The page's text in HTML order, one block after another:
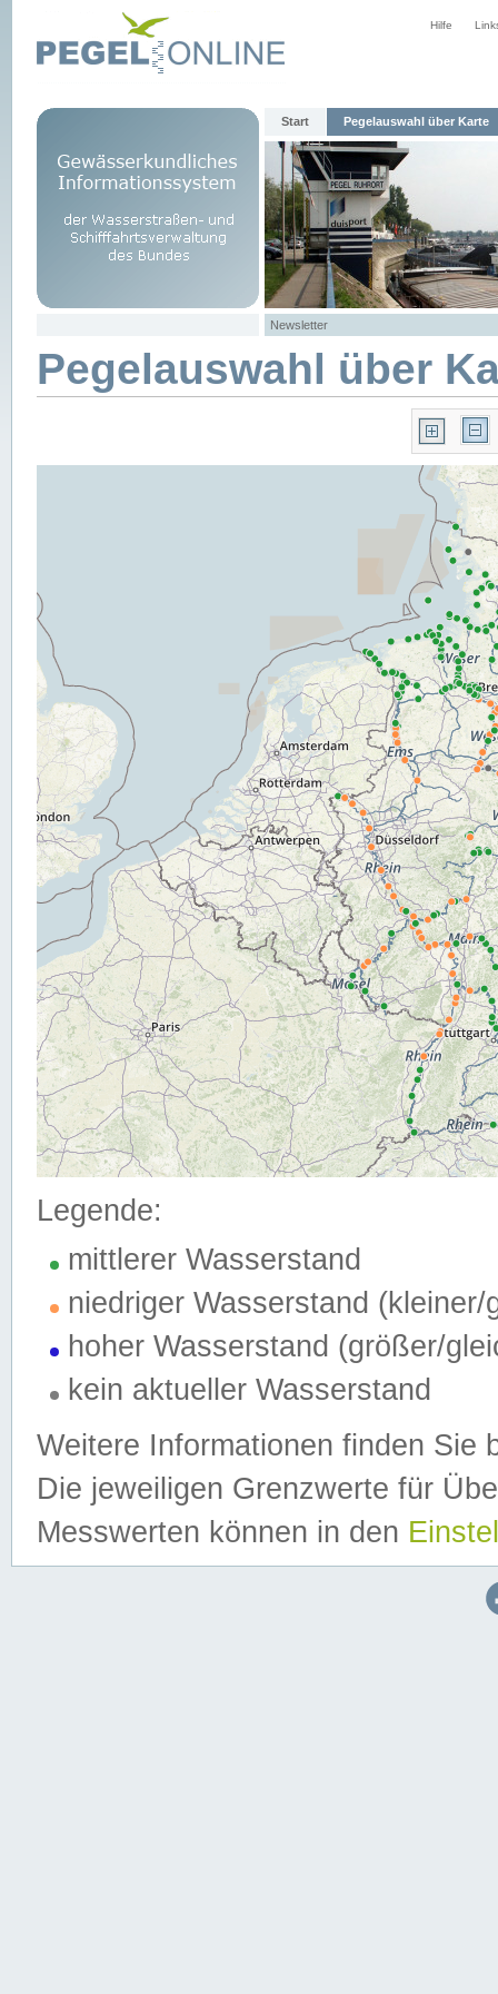
Hilfe
Start Pegelauswahl über Karte
Newsletter
Pegelauswahl über
Legende:
mittlerer Wasserstand
niedriger Wasserstand (kleiner/
hoher Wasserstand (größer/
kein aktueller Wasserstand
Weitere Informationen finden Sie
Die jeweiligen Grenzwerte für
Messwerten können in den